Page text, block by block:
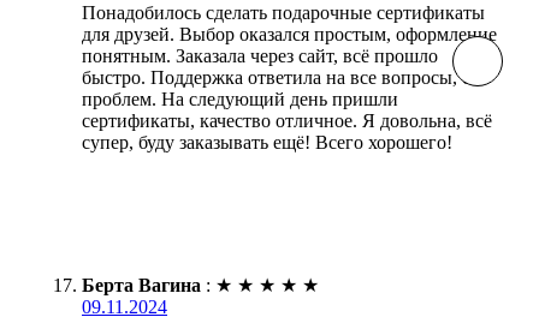
Понадобилось сделать подарочные сертификаты
для друзей. Выбор оказался простым, оформление
понятным. Заказала через сайт, всё прошло
быстро. Поддержка ответила на все вопросы, без
проблем. На следующий день пришли
сертификаты, качество отличное. Я довольна, всё
супер, буду заказывать ещё! Всего хорошего!
Берта Вагина : ★ ★ ★ ★ ★
09.11.2024